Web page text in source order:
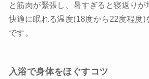
と筋肉が緊張し、暑すぎると寝返りが
快適に眠れる温度(18度から22度程度)
です。
入浴で身体をほぐすコツ